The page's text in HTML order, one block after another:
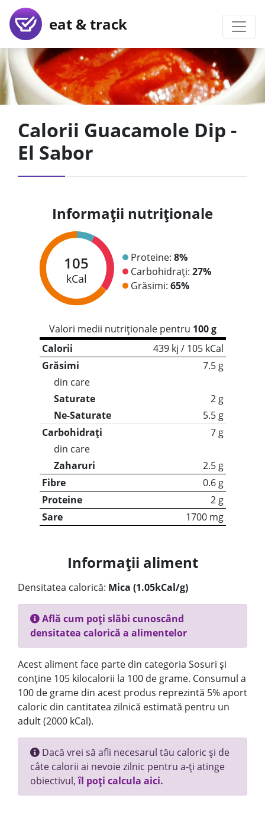
eat & track
Calorii Guacamole Dip -
El Sabor
Informații nutriționale
105
kCal
Proteine: 8%
Carbohidrați: 27%
Grăsimi: 65%
Valori medii nutriționale pentru 100 g
Calorii
439 kj / 105 kCal
Grăsimi
7.5 g
din care
Saturate
2 g
Ne-Saturate
5.5 g
Carbohidrați
7 g
din care
Zaharuri
2.5 g
Fibre
0.6 g
Proteine
2 g
Sare
1700 mg
Informații aliment
Densitatea calorică: Mica (1.05kCal/g)
Află cum poți slăbi cunoscând
densitatea calorică a alimentelor
Acest aliment face parte din categoria Sosuri și
conține 105 kilocalorii la 100 de grame. Consumul a
100 de grame din acest produs reprezintă 5% aport
caloric din cantitatea zilnică estimată pentru un
adult (2000 kCal).
Dacă vrei să afli necesarul tău caloric și de
câte calorii ai nevoie zilnic pentru a-ți atinge
obiectivul,îl poți calcula aici.